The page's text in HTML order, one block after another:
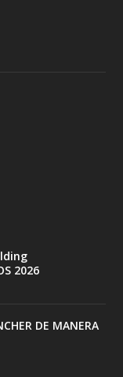
2026
DE MANERA